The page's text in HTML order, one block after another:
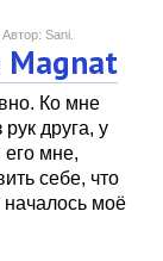
Автор: Sani.
Magnat
Ко мне
друга, у
его мне,
себе, что
началось моё